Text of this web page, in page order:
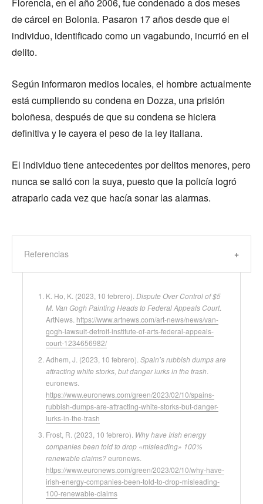
Florencia, en el año 2006, fue condenado a dos meses
de cárcel en Bolonia. Pasaron 17 años desde que el
individuo, identificado como un vagabundo, incurrió en el
delito.
Según informaron medios locales, el hombre actualmente
está cumpliendo su condena en Dozza, una prisión
boloñesa, después de que su condena se hiciera
definitiva y le cayera el peso de la ley italiana.
El individuo tiene antecedentes por delitos menores, pero
nunca se salió con la suya, puesto que la policía logró
atraparlo cada vez que hacía sonar las alarmas.
Referencias
K. Ho, K. (2023, 10 febrero).Dispute Over Control of $5
M. Van Gogh Painting Heads to Federal Appeals Court.
ArtNews. https://www.artnews.com/art-news/news/van-
gogh-lawsuit-detroit-institute-of-arts-federal-appeals-
court-1234656982/
Adhem, J. (2023, 10 febrero).Spain’s rubbish dumps are
attracting white storks, but danger lurks in the trash.
euronews.
https://www.euronews.com/green/2023/02/10/spains-
rubbish-dumps-are-attracting-white-storks-but-danger-
lurks-in-the-trash
Frost, R. (2023, 10 febrero). Why have Irish energy
companies been told to drop «misleading» 100%
renewable claims?euronews.
https://www.euronews.com/green/2023/02/10/why-have-
irish-energy-companies-been-told-to-drop-misleading-
100-renewable-claims